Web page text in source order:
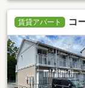
賃貸アパート コ